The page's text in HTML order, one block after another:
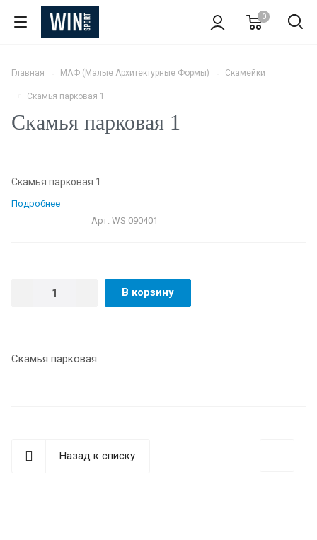
0
Главная МАФ (Малые Архитектурные Формы) Скамейки
Скамья парковая 1
Скамья парковая 1
Скамья парковая 1
Подробнее
Арт. WS 090401
В корзину
Скамья парковая
Назад к списку